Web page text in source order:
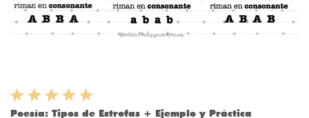
Poesía: Tipos de Estrofas + Ejemplo y Práctica